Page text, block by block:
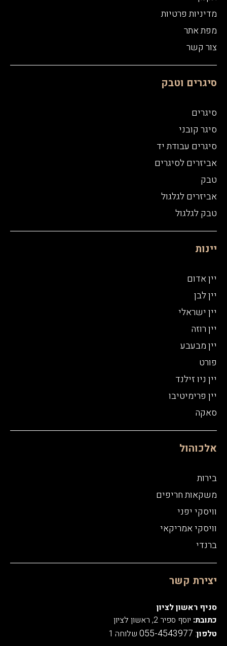
מדיניות פרטיות
מפת אתר
צור קשר
סיגרים וטבק
סיגרים
סיגר קובני
סיגרים עבודת יד
אביזרים לסיגרים
טבק
אביזרים לגלגול
טבק לגלגול
יינות
יין אדום
יין לבן
יין ישראלי
יין רוזה
יין מבעבע
פורט
יין ניו זילנד
יין פרימיטיבו
סאקה
אלכוהול
בירות
משקאות חריפים
וויסקי יפני
וויסקי אמריקאי
ברנדי
יצירת קשר
סניף ראשון לציון
כתובת: יוסף ספיר 2, ראשון לציון
טלפון:
055-4543977 שלוחה 1